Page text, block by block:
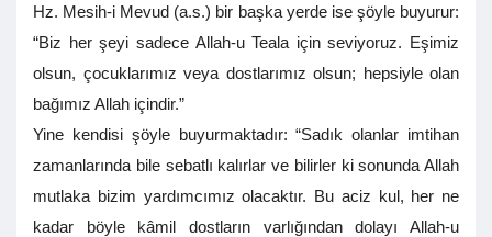
Hz. Mesih-i Mevud (a.s.) bir başka yerde ise şöyle buyurur:
“Biz her şeyi sadece Allah-u Teala için seviyoruz. Eşimiz
olsun, çocuklarımız veya dostlarımız olsun; hepsiyle olan
bağımız Allah içindir.”
Yine kendisi şöyle buyurmaktadır: “Sadık olanlar imtihan
zamanlarında bile sebatlı kalırlar ve bilirler ki sonunda Allah
mutlaka bizim yardımcımız olacaktır. Bu aciz kul, her ne
kadar böyle kâmil dostların varlığından dolayı Allah-u